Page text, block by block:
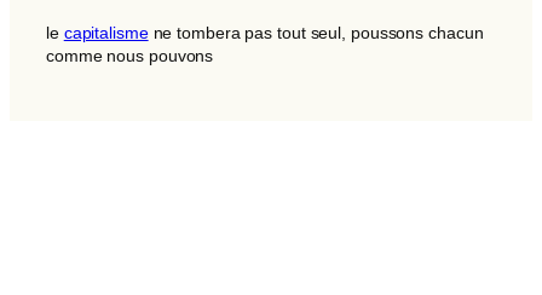
le capitalismene tombera pas tout seul, poussons chacun
comme nous pouvons